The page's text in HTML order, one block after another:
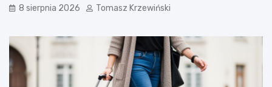
8 sierpnia 2026 Tomasz Krzewiński